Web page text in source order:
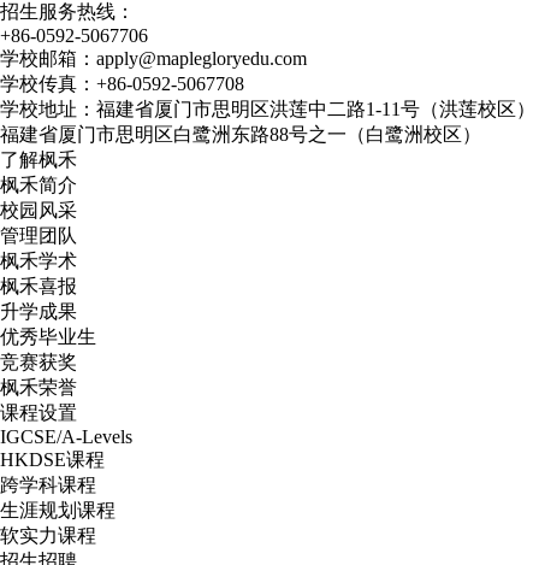
招生服务热线：
+86-0592-5067706
学校邮箱：apply@maplegloryedu.com
学校传真：+86-0592-5067708
学校地址：福建省厦门市思明区洪莲中二路1-11号（洪莲校区）
福建省厦门市思明区白鹭洲东路88号之一（白鹭洲校区）
了解枫禾
枫禾简介
校园风采
管理团队
枫禾学术
枫禾喜报
升学成果
优秀毕业生
竞赛获奖
枫禾荣誉
课程设置
IGCSE/A-Levels
HKDSE课程
跨学科课程
生涯规划课程
软实力课程
招生招聘